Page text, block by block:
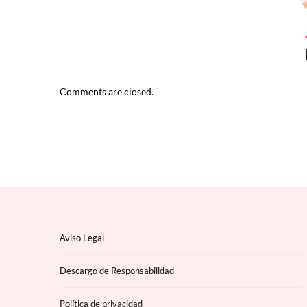
Comments are closed.
Aviso Legal
Descargo de Responsabilidad
Política de privacidad